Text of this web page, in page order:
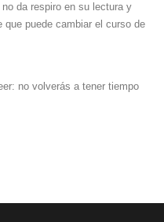
da respiro en su lectura y
que puede cambiar el curso de
no volverás a tener tiempo